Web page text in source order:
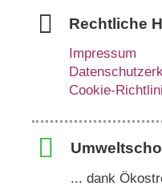
Rechtliche
Impressum
Cookie-
... dank